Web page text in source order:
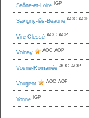
Saône-et-Loire IGP
Savigny-lès-Beaune AOC AOP
Viré-Clessé AOC AOP
Volnay AOC AOP
Vosne-Romanée AOC AOP
Vougeot AOC AOP
Yonne IGP